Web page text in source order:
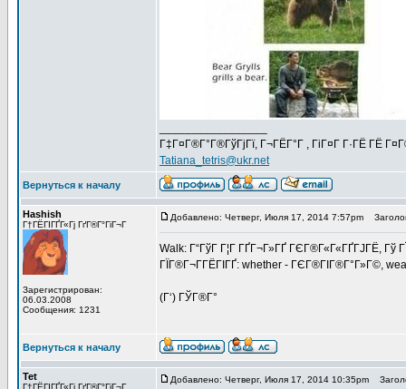
Г‡Г¤Г®Г°Г®ГўГјГї, Г¬ГЁГ°Г , ГіГ¤Г Г·ГЁ ГЁ
Tatiana_tetris@ukr.net
Вернуться к началу
Hashish
Г†ГЁГІГҐГ«Гј ГґГ®Г°ГіГ¬Г
Зарегистрирован:
06.03.2008
Сообщения: 1231
Добавлено: Четверг, Июля 17, 2014 7:57pm
Walk: Г“ГўГ Г¦Г ГҐГ¬Г»ГҐ ГЄГ®Г«Г«ГҐГЈГЁ, Гў
ГЇГ®Г¬Г­ГЁГІГҐ: whether - ГЄГ®ГІГ®Г°Г»Г©,
(Г‘) ГЎГ®Г°
Вернуться к началу
Tet
Г†ГЁГІГҐГ«Гј ГґГ®Г°ГіГ¬Г
Добавлено: Четверг, Июля 17, 2014 10:35pm